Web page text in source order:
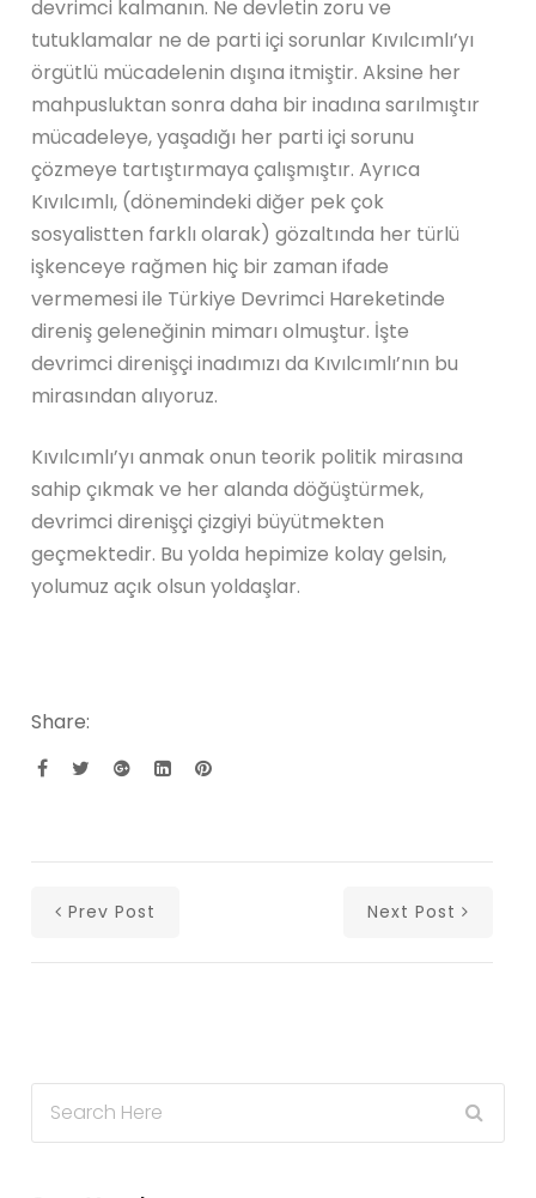
devrimci kalmanın. Ne devletin zoru ve
tutuklamalar ne de parti içi sorunlar Kıvılcımlı’yı
örgütlü mücadelenin dışına itmiştir. Aksine her
mahpusluktan sonra daha bir inadına sarılmıştır
mücadeleye, yaşadığı her parti içi sorunu
çözmeye tartıştırmaya çalışmıştır. Ayrıca
Kıvılcımlı, (dönemindeki diğer pek çok
sosyalistten farklı olarak) gözaltında her türlü
işkenceye rağmen hiç bir zaman ifade
vermemesi ile Türkiye Devrimci Hareketinde
direniş geleneğinin mimarı olmuştur. İşte
devrimci direnişçi inadımızı da Kıvılcımlı’nın bu
mirasından alıyoruz.
Kıvılcımlı’yı anmak onun teorik politik mirasına
sahip çıkmak ve her alanda döğüştürmek,
devrimci direnişçi çizgiyi büyütmekten
geçmektedir. Bu yolda hepimize kolay gelsin,
yolumuz açık olsun yoldaşlar.
Share:
Prev Post Next Post